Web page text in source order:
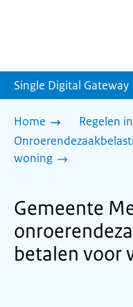
Single Digital Gateway
Home
Regelen
woning
Gemeente
betalen voor